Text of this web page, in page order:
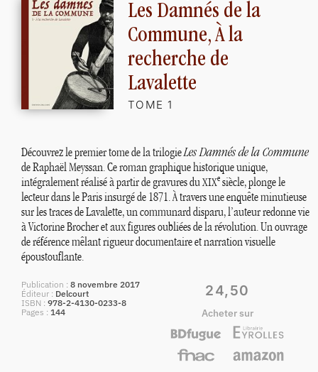
Les Damnés de la
Commune, À la
recherche de
Lavalette
TOME 1
Découvrez le premier tome de la trilogieLes Damnés de la Commune
de Raphaël Meyssan. Ce roman graphique historique unique,
intégralement réalisé à partir de gravures duXIXe siècle, plonge le
lecteur dans le Paris insurgé de 1871. À travers une enquête minutieuse
sur les traces de Lavalette, un communard disparu, l’auteur redonne vie
à Victorine Brocher et aux figures oubliées de la révolution. Un ouvrage
de référence mêlant rigueur documentaire et narration visuelle
époustouflante.
Publication
8 novembre 2017
Éditeur
Delcourt
ISBN 978-2-4130-0233-8
Pages
144
24,50
Acheter sur